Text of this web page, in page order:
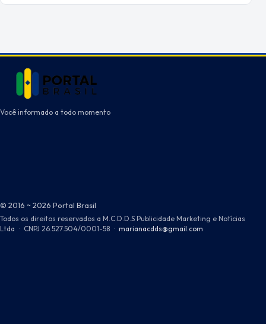
Você informado a todo momento
© 2016 ~ 2026 Portal Brasil
Todos os direitos reservados a M.C.D.D.S Publicidade Marketing e Notícias
Ltda · CNPJ 26.527.504/0001-58 · marianacdds@gmail.com